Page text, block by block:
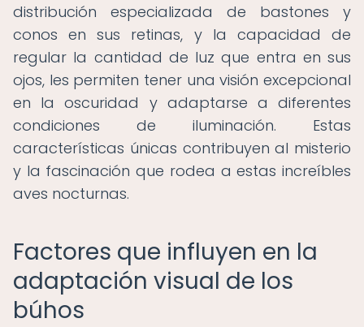
distribución especializada de bastones y
conos en sus retinas, y la capacidad de
regular la cantidad de luz que entra en sus
ojos, les permiten tener una visión excepcional
en la oscuridad y adaptarse a diferentes
condiciones de iluminación. Estas
características únicas contribuyen al misterio
y la fascinación que rodea a estas increíbles
aves nocturnas.
Factores que influyen en la
adaptación visual de los
búhos